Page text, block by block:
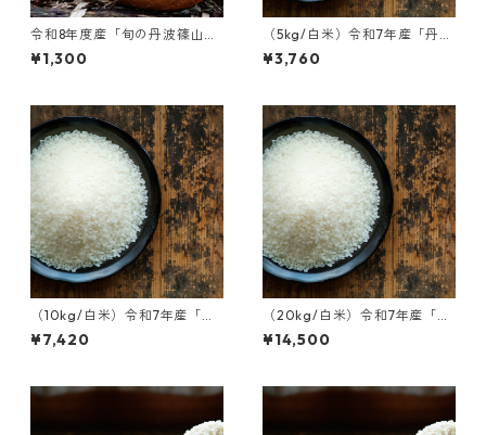
令和8年度産「旬の丹波篠山
筍」期間限定
¥1,300
（5kg/白米）令和7年産「丹波
篠山後川産 コシヒカリ」
¥3,760
（10kg/白米）令和7年産「丹
波篠山後川産 コシヒカリ」
¥7,420
（20kg/白米）令和7年産「丹
波篠山後川産 コシヒカリ」
¥14,500